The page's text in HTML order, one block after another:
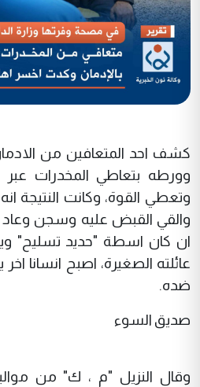
كشف احد المتعافين من
وورطه بتعاطي المخدرات عبر
وتعطي القوة، وكانت النتيجة
والقي القبض عليه وسجن وعاد
ان كان اسطة "حديد تسليح"
عائلته الصغيرة، اصبح
ضده.
صديق السوء